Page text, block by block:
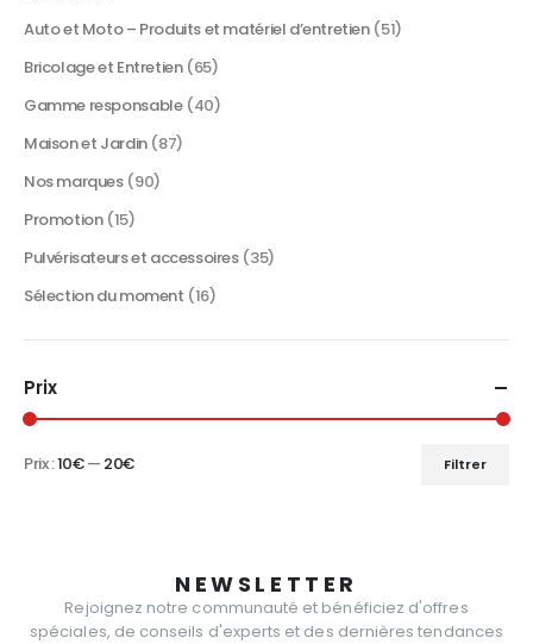
Auto et Moto – Produits et matériel d’entretien (51)
Bricolage et Entretien (65)
Gamme responsable (40)
Maison et Jardin (87)
Nos marques (90)
Promotion (15)
Pulvérisateurs et accessoires (35)
Sélection du moment (16)
Prix
Filtrer
Prix :10€— 20€
NEWSLETTER
Rejoignez notre communauté et bénéficiez d'offres
spéciales, de conseils d'experts et des dernières tendances